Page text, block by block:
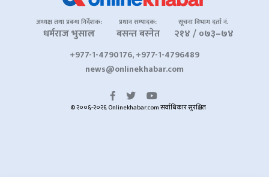
अध्यक्ष तथा प्रबन्ध निर्देशक:
धर्मराज भुसाल
प्रधान सम्पादक:
बसन्त बस्नेत
सूचना विभाग दर्ता नं.
२१४ / ०७३–७४
+977-1-4790176, +977-1-4796489
news@onlinekhabar.com
© २००६-२०२६ Onlinekhabar.com सर्वाधिकार सुरक्षित